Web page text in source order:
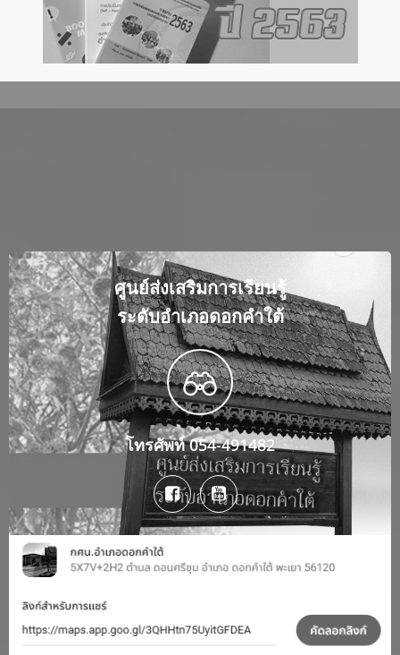
ศูนย์ส่งเสริมการเรียนรู้
ระดับอำเภอดอกคำใต้
โทรศัพท์ 054-491482